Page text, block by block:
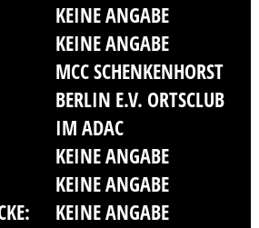
KEINE ANGABE
KEINE ANGABE
MCC SCHENKENHORST
BERLIN E.V. ORTSCLUB
IM ADAC
KEINE ANGABE
KEINE ANGABE
KEINE ANGABE